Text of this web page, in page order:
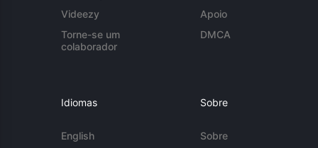
Videezy
Torne-se um
colaborador
Apoio
DMCA
Idiomas
English
Sobre
Sobre